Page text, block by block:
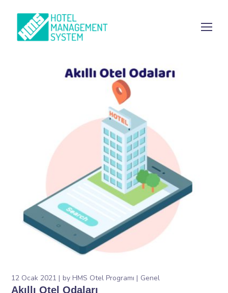
12 Ocak 2021 byHMS Otel Programı Genel
Akıllı Otel Odaları